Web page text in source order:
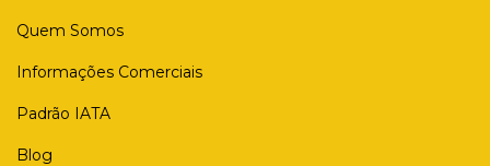
Quem Somos
Informações Comerciais
Padrão IATA
Blog